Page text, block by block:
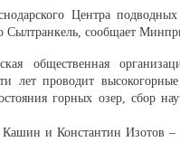
Центра
Сылтранкель, сообщает
общественная
лет проводит
горных озер, сбор
и Константин Изотов –